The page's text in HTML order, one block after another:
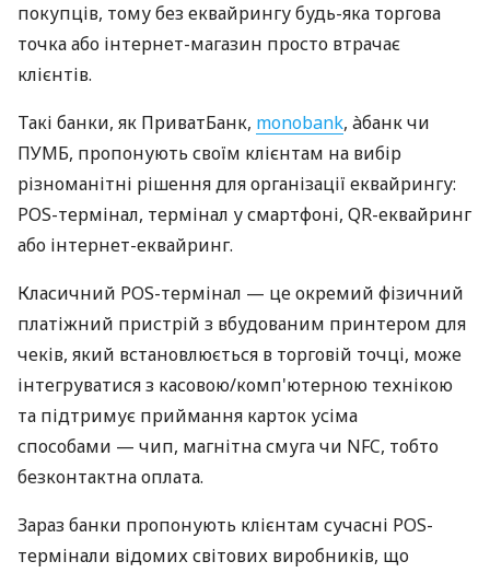
покупців, тому без еквайрингу будь-яка торгова
точка або інтернет-магазин просто втрачає
клієнтів.
Такі банки, як ПриватБанк, monobank, àбанк чи
ПУМБ, пропонують своїм клієнтам на вибір
різноманітні рішення для організації еквайрингу:
POS-термінал, термінал у смартфоні, QR-еквайринг
або інтернет-еквайринг.
Класичний POS-термінал — це окремий фізичний
платіжний пристрій з вбудованим принтером для
чеків, який встановлюється в торговій точці, може
інтегруватися з касовою/комп'ютерною технікою
та підтримує приймання карток усіма
способами — чип, магнітна смуга чи NFC, тобто
безконтактна оплата.
Зараз банки пропонують клієнтам сучасні POS-
термінали відомих світових виробників, що